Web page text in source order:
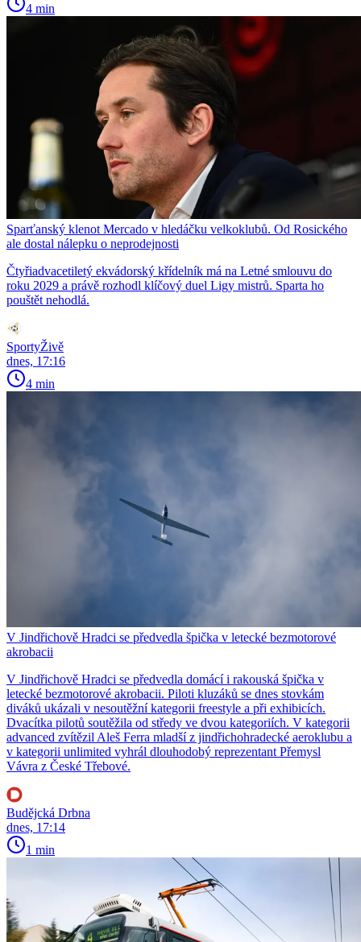
4 min
Sparťanský klenot Mercado v hledáčku velkoklubů. Od Rosického
ale dostal nálepku o neprodejnosti
Čtyřiadvacetiletý ekvádorský křídelník má na Letné smlouvu do
roku 2029 a právě rozhodl klíčový duel Ligy mistrů. Sparta ho
pouštět nehodlá.
SportyŽivě
dnes, 17:16
4 min
V Jindřichově Hradci se předvedla špička v letecké bezmotorové
akrobacii
V Jindřichově Hradci se předvedla domácí i rakouská špička v
letecké bezmotorové akrobacii. Piloti kluzáků se dnes stovkám
diváků ukázali v nesoutěžní kategorii freestyle a při exhibicích.
Dvacítka pilotů soutěžila od středy ve dvou kategoriích. V kategorii
advanced zvítězil Aleš Ferra mladší z jindřichohradecké aeroklubu a
v kategorii unlimited vyhrál dlouhodobý reprezentant Přemysl
Vávra z České Třebové.
Budějcká Drbna
dnes, 17:14
1 min